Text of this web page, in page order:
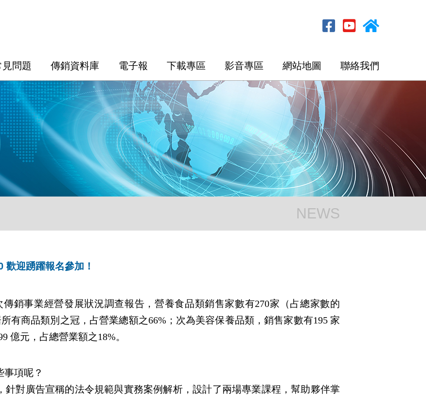
見問題 傳銷資料庫 電子報 下載專區 影音專區 網站地圖 聯絡我們
迎踴躍報名參加！
銷事業經營發展狀況調查報告，營養食品類銷售家數有270家（占總家數的
有商品類別之冠，占營業總額之66%；次為美容保養品類，銷售家數有195 家
億元，占總營業額之18%。
項呢？
針對廣告宣稱的法令規範與實務案例解析，設計了兩場專業課程，幫助夥伴掌